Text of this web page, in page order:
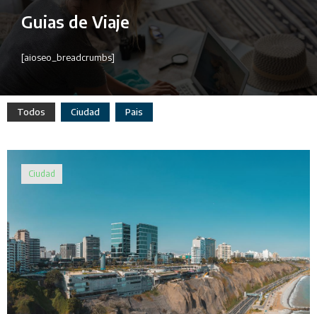
Guias de Viaje
[aioseo_breadcrumbs]
Todos Ciudad Pais
Ciudad